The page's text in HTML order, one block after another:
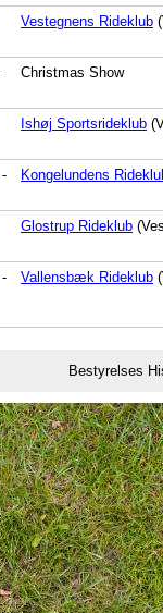
Vestegnens Rideklub
Christmas Show
Ishøj Sportsrideklub
-
Kongelundens
Glostrup Rideklub
-
Vallensbæk Rideklub
Bestyrelses